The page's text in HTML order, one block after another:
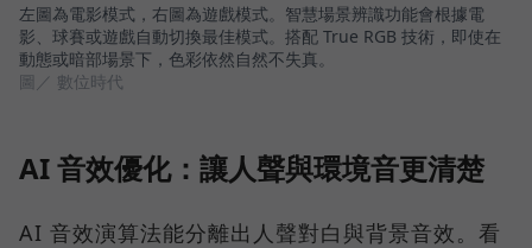
左圖為電影模式，右圖為遊戲模式。智慧場景辨識功能會根據電
影、球賽或遊戲自動切換最佳模式。搭配 True RGB 技術，即使在
動態或暗部場景下，色彩依然自然不失真。
圖／ 數位時代
AI 音效優化：讓人聲與環境音更清楚
AI 音效演算法能分離出人聲對白與背景音效。看